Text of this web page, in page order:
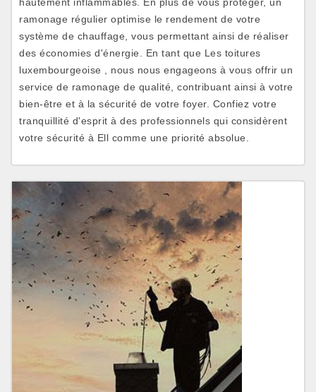
ramonage régulier optimise le rendement de votre
système de chauffage, vous permettant ainsi de réaliser
des économies d'énergie. En tant que Les toitures
luxembourgeoise , nous nous engageons à vous offrir un
service de ramonage de qualité, contribuant ainsi à votre
bien-être et à la sécurité de votre foyer. Confiez votre
tranquillité d'esprit à des professionnels qui considèrent
votre sécurité à Ell comme une priorité absolue.